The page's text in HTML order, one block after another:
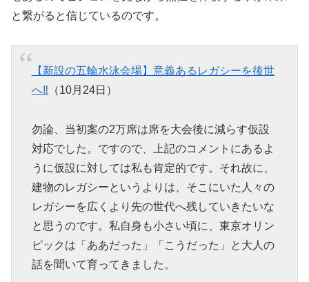
と繋がると信じているのです。
【新設の五輪水泳会場】意義あるレガシーを後世
へ‼︎ （10月24日）
勿論、当初案の2万席は席を大会後に減らす仮設
対応でした。ですので、上記のコメントにあるよ
うに仮設に対しては私も肯定的です。それ故に、
建物のレガシーというよりは、そこにいた人々の
レガシーを広くより先の世代へ残していきたいな
と思うのです。私自身も小さい頃に、東京オリン
ピックは「ああだった」「こうだった」と大人の
話を聞いて育ってきました。